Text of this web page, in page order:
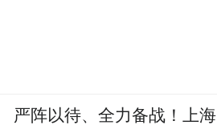
严阵以待、全力备战！上海